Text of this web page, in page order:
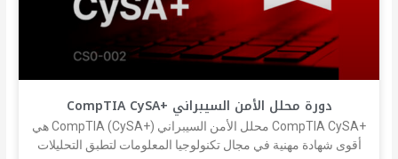
دورة محلل الأمن السيبراني +CompTIA CySA
+CompTIA CySA محلل الأمن السيبراني CompTIA (CySA+) هي
أقوى شهادة مهنية في مجال تكنولوجيا المعلومات لتطبق التحليلات